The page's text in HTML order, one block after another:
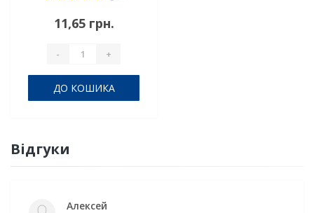
11,65 грн.
- +
ДО КОШИКА
Відгуки
Алексей